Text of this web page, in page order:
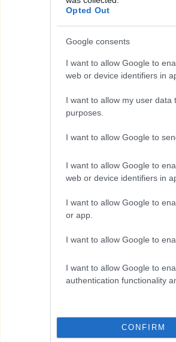
Opted Out
Google consents
I want to allow Google to
web or device identifiers in
I want to allow my user
purposes.
I want to allow Google to
I want to allow Google to
web or device identifiers in
I want to allow Google to
or app.
I want to allow Google to
I want to allow Google to
authentication functionality
CONFIRM